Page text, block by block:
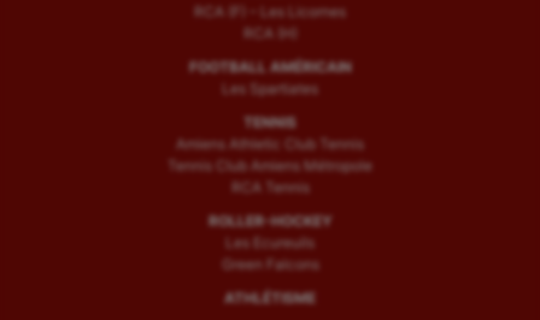
RCA (F) – Les Licornes
RCA (H)
FOOTBALL AMÉRICAIN
Les Spartiates
TENNIS
Amiens Athletic Club Tennis
Tennis Club Amiens Métropole
RCA Tennis
ROLLER-HOCKEY
Les Ecureuils
Green Falcons
ATHLÉTISME